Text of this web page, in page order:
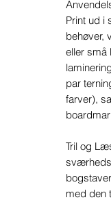
Print ud i
behøver,
eller små
par
farver),
Tril og
med den